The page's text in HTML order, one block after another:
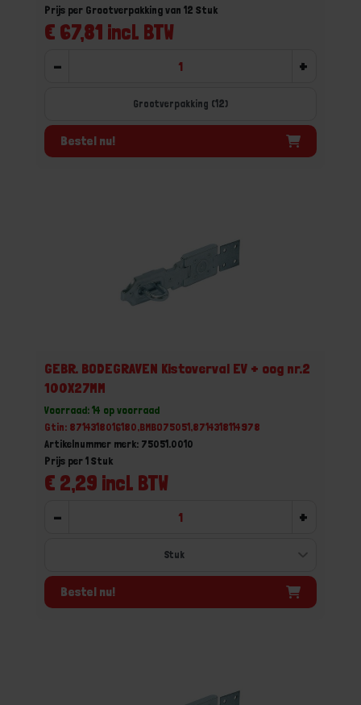
€ 67,81 incl. BTW
Prijs per Grootverpakking van 12 Stuk
- +
Grootverpakking (12)
Bestel nu!
GEBR. BODEGRAVEN Kistoverval EV + oog nr.2
100X27MM
Voorraad: 14 op voorraad
Gtin: 8714318016180,BMBO75051,8714318114978
Artikelnummer merk: 75051.0010
€ 2,29 incl. BTW
Prijs per 1 Stuk
- +
Bestel nu!